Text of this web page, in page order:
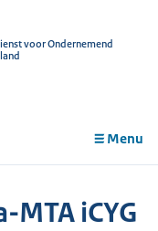
voor Ondernemend
Menu
iCYG